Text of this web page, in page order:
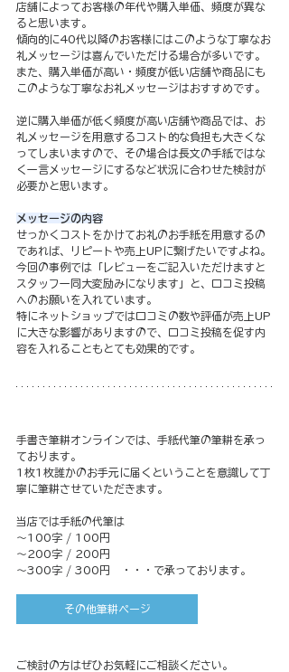
店舗によってお客様の年代や購入単価、頻度が異な
ると思います。
傾向的に40代以降のお客様にはこのような丁寧なお
礼メッセージは喜んでいただける場合が多いです。
また、購入単価が高い・頻度が低い店舗や商品にも
このような丁寧なお礼メッセージはおすすめです。
逆に購入単価が低く頻度が高い店舗や商品では、お
礼メッセージを用意するコスト的な負担も大きくな
ってしまいますので、その場合は長文の手紙ではな
く一言メッセージにするなど状況に合わせた検討が
必要かと思います。
メッセージの内容
せっかくコストをかけてお礼のお手紙を用意するの
であれば、リピートや売上UPに繋げたいですよね。
今回の事例では「レビューをご記入いただけますと
スタッフ一同大変励みになります」と、口コミ投稿
へのお願いを入れています。
特にネットショップでは口コミの数や評価が売上UP
に大きな影響がありますので、口コミ投稿を促す内
容を入れることもとても効果的です。
手書き筆耕オンラインでは、手紙代筆の筆耕を承っ
ております。
1枚1枚誰かのお手元に届くということを意識して丁
寧に筆耕させていただきます。
当店では手紙の代筆は
～100字 / 100円
～200字 / 200円
～300字 / 300円　・・・で承っております。
その他筆耕ページ
ご検討の方はぜひお気軽にご相談ください。